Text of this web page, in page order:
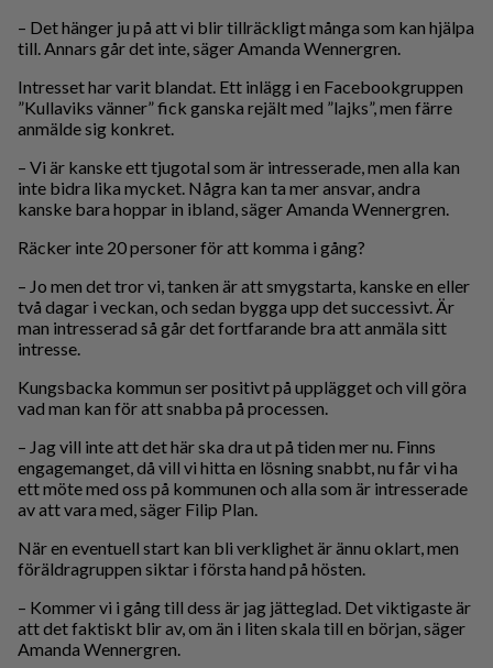
– Det hänger ju på att vi blir tillräckligt många som kan hjälpa
till. Annars går det inte, säger Amanda Wennergren.
Intresset har varit blandat. Ett inlägg i en Facebookgruppen
”Kullaviks vänner” fick ganska rejält med ”lajks”, men färre
anmälde sig konkret.
– Vi är kanske ett tjugotal som är intresserade, men alla kan
inte bidra lika mycket. Några kan ta mer ansvar, andra
kanske bara hoppar in ibland, säger Amanda Wennergren.
Räcker inte 20 personer för att komma i gång?
– Jo men det tror vi, tanken är att smygstarta, kanske en eller
två dagar i veckan, och sedan bygga upp det successivt. Är
man intresserad så går det fortfarande bra att anmäla sitt
intresse.
Kungsbacka kommun ser positivt på upplägget och vill göra
vad man kan för att snabba på processen.
– Jag vill inte att det här ska dra ut på tiden mer nu. Finns
engagemanget, då vill vi hitta en lösning snabbt, nu får vi ha
ett möte med oss på kommunen och alla som är intresserade
av att vara med, säger Filip Plan.
När en eventuell start kan bli verklighet är ännu oklart, men
föräldragruppen siktar i första hand på hösten.
– Kommer vi i gång till dess är jag jätteglad. Det viktigaste är
att det faktiskt blir av, om än i liten skala till en början, säger
Amanda Wennergren.